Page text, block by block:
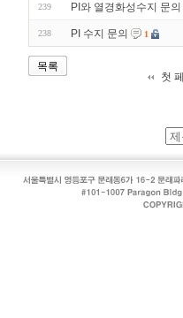
239 PI와 열경화성수지 문
238 PI 수지 문의 1
목록
첫